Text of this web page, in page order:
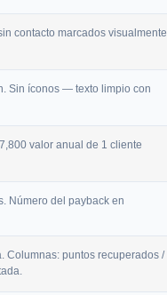
contacto marcados visualmente
Sin íconos — texto limpio con
valor anual de 1 cliente
Número del payback en
Columnas: puntos recuperados /